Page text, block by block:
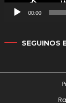
00:00
SEGUINOS